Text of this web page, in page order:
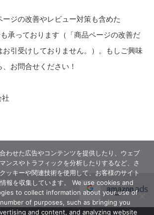
ジの改善やレビュー対策も含めた
承っております（「商品ページの改善だ
お引受けしておりません。）。もしご興味
お問合せください！
社
わせた広告やコンテンツを提供したり、ウェブ
ンスやトラフィックを分析したりするなど、さ
ッキーや関連技術を使用して、お客様のサイト
報を収集しています。 We use cookies and
to collect information about your use of
of purposes, such as bringing you
and content, and analyzing website